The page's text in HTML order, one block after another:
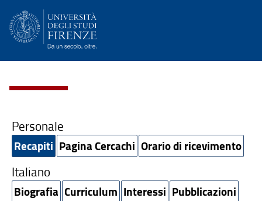
Personale
Recapiti Pagina Cercachi Orario di ricevimento
Italiano
Biografia Curriculum Interessi Pubblicazioni